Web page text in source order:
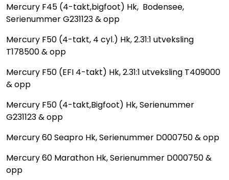
Mercury F45 (4-takt,bigfoot) Hk, Bodensee,
Serienummer G231123 & opp
Mercury F50 (4-takt, 4 cyl.) Hk, 2.31:1 utveksling
T178500 & opp
Mercury F50 (EFI 4-takt) Hk, 2.31:1 utveksling T409000
& opp
Mercury F50 (4-takt,Bigfoot) Hk, Serienummer
G231123 & opp
Mercury 60 Seapro Hk, Serienummer D000750 & opp
Mercury 60 Marathon Hk, Serienummer D000750 &
opp